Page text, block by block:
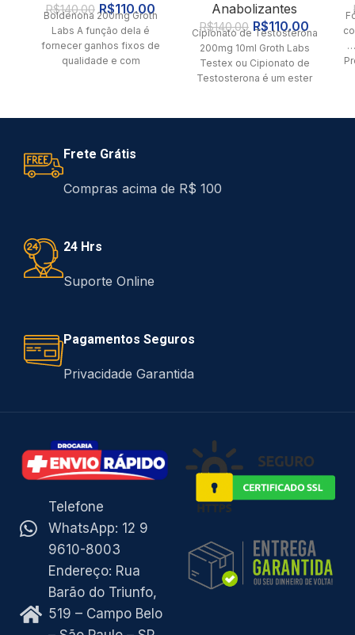
R$140.00 R$110.00
Boldenona 200mg Groth
Labs A função dela é
fornecer ganhos fixos de
qualidade e com
Anabolizantes
R$140.00 R$110.00
Cipionato de Testosterona
200mg 10ml Groth Labs
Testex ou Cipionato de
Testosterona é um ester
Frete Grátis
Compras acima de R$ 100
24 Hrs
Suporte Online
Pagamentos Seguros
Privacidade Garantida
Telefone
WhatsApp: 12 9
9610-8003
Endereço: Rua
Barão do Triunfo,
519 – Campo Belo